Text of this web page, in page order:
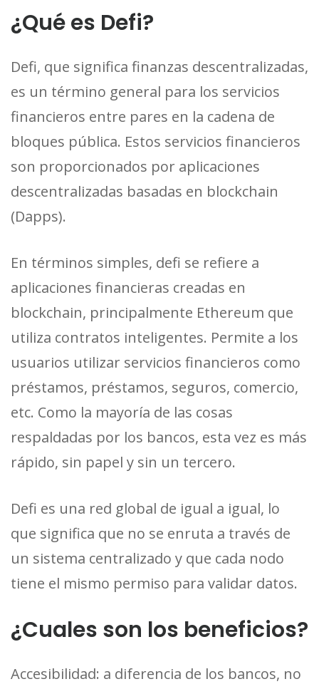
¿Qué es Defi?
Defi, que significa finanzas descentralizadas,
es un término general para los servicios
financieros entre pares en la cadena de
bloques pública. Estos servicios financieros
son proporcionados por aplicaciones
descentralizadas basadas en blockchain
(Dapps).
En términos simples, defi se refiere a
aplicaciones financieras creadas en
blockchain, principalmente Ethereum que
utiliza contratos inteligentes. Permite a los
usuarios utilizar servicios financieros como
préstamos, préstamos, seguros, comercio,
etc. Como la mayoría de las cosas
respaldadas por los bancos, esta vez es más
rápido, sin papel y sin un tercero.
Defi es una red global de igual a igual, lo
que significa que no se enruta a través de
un sistema centralizado y que cada nodo
tiene el mismo permiso para validar datos.
¿Cuales son los beneficios?
Accesibilidad: a diferencia de los bancos, no